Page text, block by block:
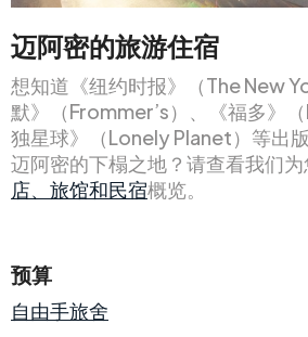
迈阿密的旅游住宿
想知道《纽约时报》（The New
默》（Frommer’s）、《福多》
独星球》（Lonely Planet）等出
迈阿密的下榻之地？请查看我们为
店、旅馆和民宿概览。
预算
自由手旅舍